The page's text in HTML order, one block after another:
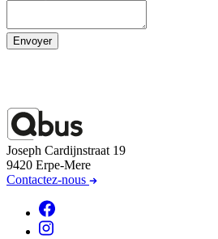
Envoyer
Joseph Cardijnstraat 19
9420 Erpe-Mere
Contactez-nous